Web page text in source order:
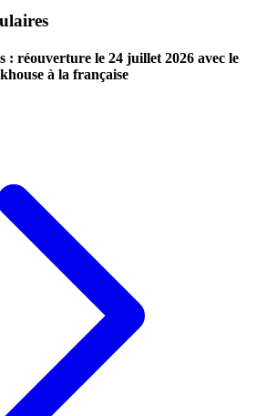
: réouverture le 24 juillet 2026 avec le
à la française